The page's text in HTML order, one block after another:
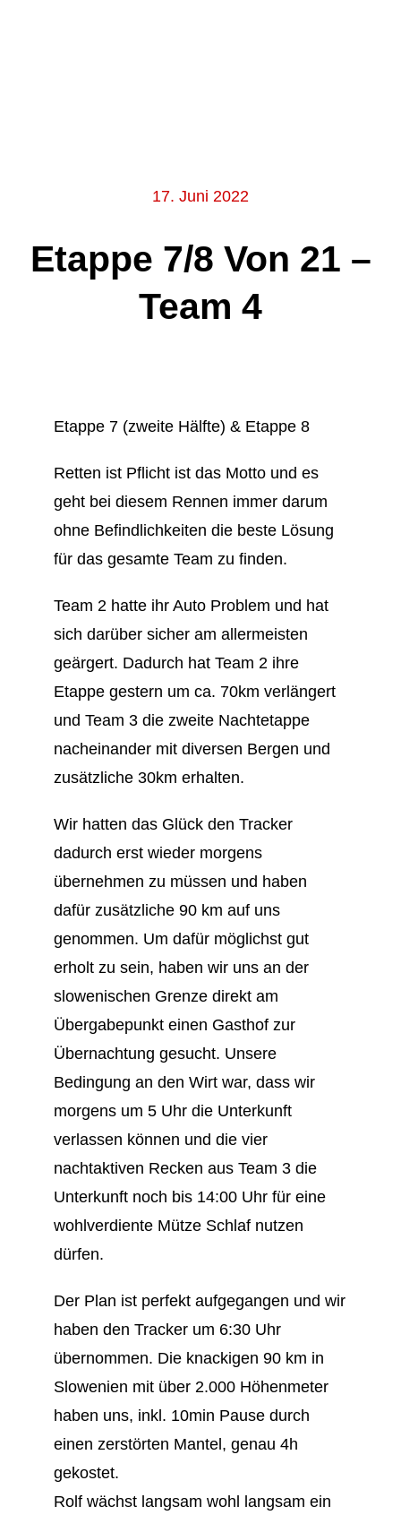
17. Juni 2022
Etappe 7/8 Von 21 –
Team 4
Etappe 7 (zweite Hälfte) & Etappe 8
Retten ist Pflicht ist das Motto und es
geht bei diesem Rennen immer darum
ohne Befindlichkeiten die beste Lösung
für das gesamte Team zu finden.
Team 2 hatte ihr Auto Problem und hat
sich darüber sicher am allermeisten
geärgert. Dadurch hat Team 2 ihre
Etappe gestern um ca. 70km verlängert
und Team 3 die zweite Nachtetappe
nacheinander mit diversen Bergen und
zusätzliche 30km erhalten.
Wir hatten das Glück den Tracker
dadurch erst wieder morgens
übernehmen zu müssen und haben
dafür zusätzliche 90 km auf uns
genommen. Um dafür möglichst gut
erholt zu sein, haben wir uns an der
slowenischen Grenze direkt am
Übergabepunkt einen Gasthof zur
Übernachtung gesucht. Unsere
Bedingung an den Wirt war, dass wir
morgens um 5 Uhr die Unterkunft
verlassen können und die vier
nachtaktiven Recken aus Team 3 die
Unterkunft noch bis 14:00 Uhr für eine
wohlverdiente Mütze Schlaf nutzen
dürfen.
Der Plan ist perfekt aufgegangen und wir
haben den Tracker um 6:30 Uhr
übernommen. Die knackigen 90 km in
Slowenien mit über 2.000 Höhenmeter
haben uns, inkl. 10min Pause durch
einen zerstörten Mantel, genau 4h
gekostet.
Rolf wächst langsam wohl langsam ein